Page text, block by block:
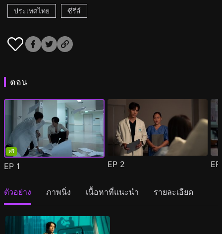
ประเทศไทย ซีรีส์
ตอน
ฟรี
EP 1 EP 2
ตัวอย่าง ภาพนิ่ง เนื้อหาที่แนะนำ รายละเอียด